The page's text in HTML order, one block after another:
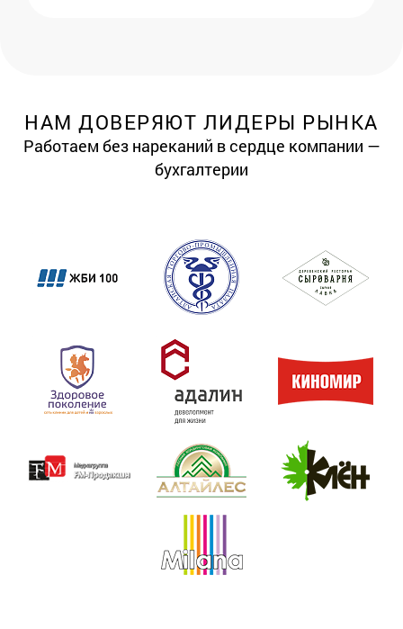
НАМ ДОВЕРЯЮТ ЛИДЕРЫ РЫНКА
Работаем без нареканий в сердце компании —
бухгалтерии